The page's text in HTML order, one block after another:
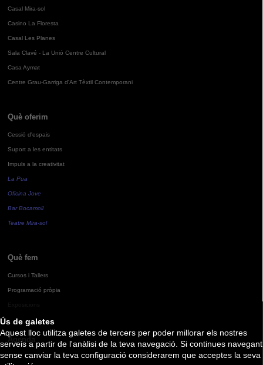
Ús de galetes
Aquest lloc utilitza galetes de tercers per poder millorar els nostres
serveis a partir de l'anàlisi de la teva navegació. Si continues navegant
sense canviar la teva configuració considerarem que acceptes la seva
Casal Mira-sol
Casino La Floresta
Casal Les Planes
Sala Clavé - La Unió Centre Cultural
Casa Aymat
Centre Grau-Garriga d'Art Tèxtil Contemporani
Què oferim
Cessió d'espais
Suport a les entitats
Impuls a la creativitat
La Pua
Oficina Jove
Bar Bocamoll
Teatre Mira-sol
Què fem
Cursos i Tallers
Programació pròpia
Agenda